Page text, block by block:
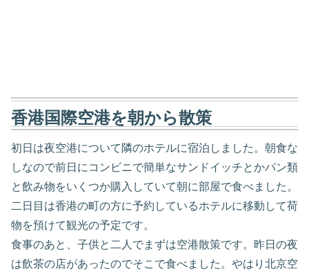
香港国際空港を朝から散策
初日は夜空港について隣のホテルに宿泊しました。朝食な
しなので前日にコンビニで簡単なサンドイッチとかパン類
と飲み物をいくつか購入していて朝に部屋で食べました。
二日目は香港の町の方に予約しているホテルに移動して荷
物を預けて観光の予定です。
食事のあと、子供と二人でまずは空港散策です。昨日の夜
は飲茶の店があったのでそこで食べました。やはり北京空